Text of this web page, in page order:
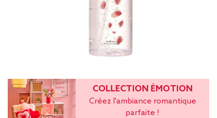
COLLECTION ÉMOTION
Créez l'ambiance romantique
parfaite !